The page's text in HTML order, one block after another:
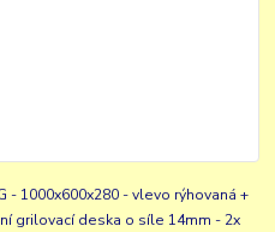
- 1000x600x280 - vlevo rýhovaná +
grilovací deska o síle 14mm - 2x